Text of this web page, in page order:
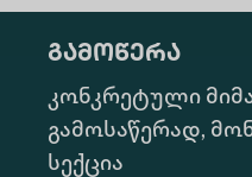
გამოწერა
კონკრეტული
გამოსაწერად,
სექცია